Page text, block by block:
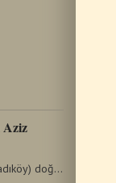
Aziz
“Halkedon’da (şimdiki Kadıköy) doğmuştu ve…